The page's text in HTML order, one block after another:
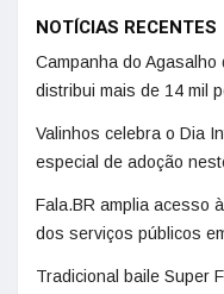
NOTÍCIAS RECENTES
Campanha do
distribui mais de 14 mil
Valinhos celebra o Dia
especial de adoção
Fala.BR amplia acesso
dos serviços públicos
Tradicional baile Super